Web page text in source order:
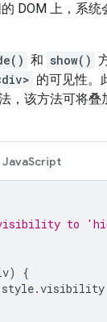
DOM 上，系统
和 show()
的可见性。
，该方法可将叠
JavaScript
to
)
{
style.visibility